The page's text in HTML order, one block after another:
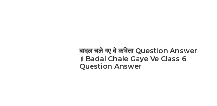
बादल चले गए वे कविता Question Answer
॥ Badal Chale Gaye Ve Class 6
Question Answer